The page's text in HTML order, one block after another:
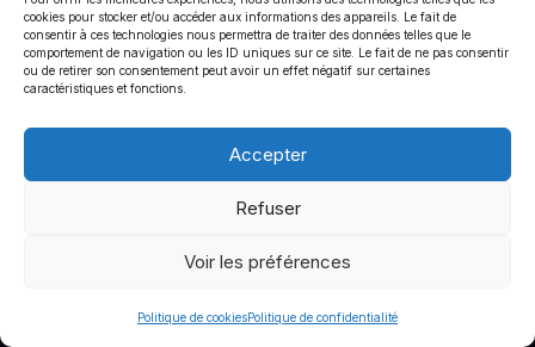
cookies pour stocker et/ou accéder aux informations des appareils. Le fait de
consentir à ces technologies nous permettra de traiter des données telles que le
comportement de navigation ou les ID uniques sur ce site. Le fait de ne pas consentir
ou de retirer son consentement peut avoir un effet négatif sur certaines
caractéristiques et fonctions.
Accepter
Refuser
Voir les préférences
Politique de cookiesPolitique de confidentialité
© 2026 CommStrat • Construit avecGeneratePress